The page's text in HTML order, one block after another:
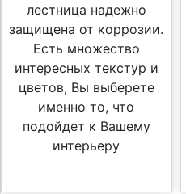
лестница надежно
защищена от коррозии.
Есть множество
интересных текстур и
цветов, Вы выберете
именно то, что
подойдет к Вашему
интерьеру